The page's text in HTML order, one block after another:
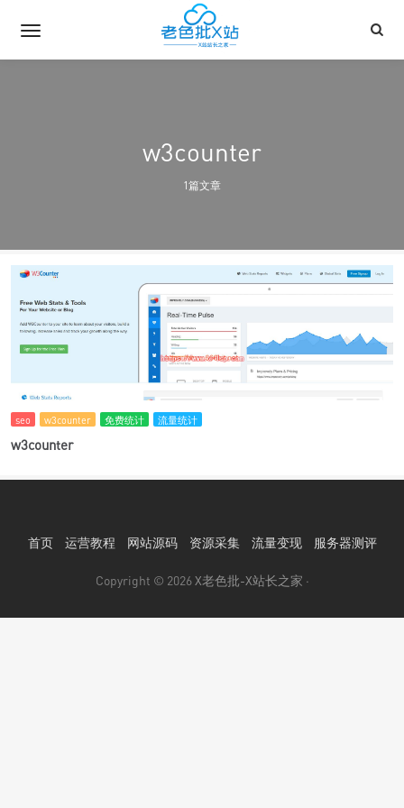
w3counter
1篇文章
seo w3counter 免费统计 流量统计
w3counter
首页 运营教程 网站源码 资源采集 流量变现 服务器测评
Copyright © 2026X老色批-X站长之家 ·